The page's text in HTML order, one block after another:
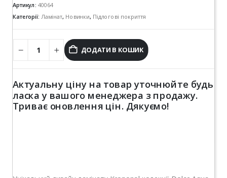
Артикул:40064
Категорії: Ламінат, Новинки, Підлогові покриття
ДОДАТИ В КОШИК
Актуальну ціну на товар уточнюйте будь
ласка у вашого менеджера з продажу.
Триває оновлення цін. Дякуємо!